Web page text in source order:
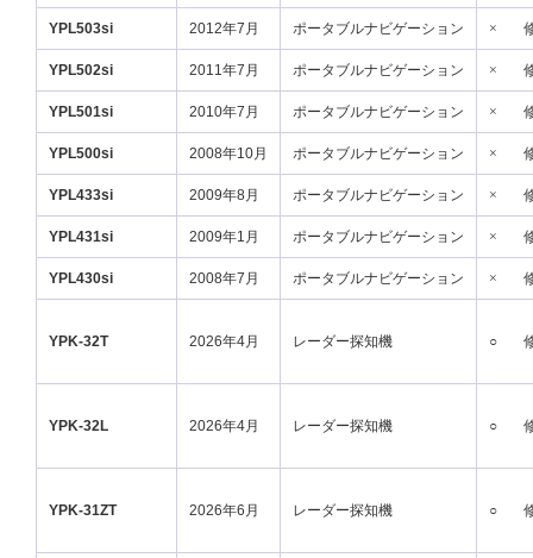
YPL503si 2012年7月 ポータブルナビゲーション ×
YPL502si 2011年7月 ポータブルナビゲーション ×
YPL501si 2010年7月 ポータブルナビゲーション ×
YPL500si 2008年10月 ポータブルナビゲーション ×
YPL433si 2009年8月 ポータブルナビゲーション ×
YPL431si 2009年1月 ポータブルナビゲーション ×
YPL430si 2008年7月 ポータブルナビゲーション ×
YPK-32T 2026年4月 レーダー探知機 ○
YPK-32L 2026年4月 レーダー探知機 ○
YPK-31ZT 2026年6月 レーダー探知機 ○